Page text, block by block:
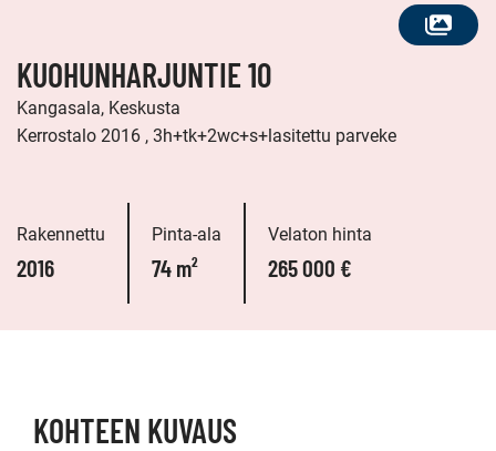
KATSO
KUOHUNHARJUNTIE 10
Kangasala, Keskusta
Kerrostalo 2016 , 3h+tk+2wc+s+lasitettu parveke
Rakennettu
2016
Pinta-ala
74 m²
Velaton hinta
265 000 €
KOHTEEN KUVAUS